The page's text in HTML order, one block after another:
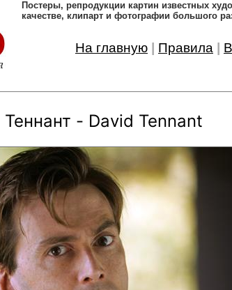
Постеры, pепродукции картин известных
качестве, клипарт и фотографии большого
На главную Правила
- David Tennant